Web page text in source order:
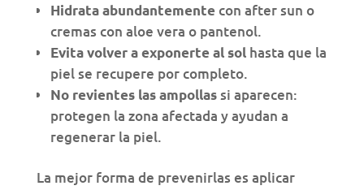
Hidrata abundantemente con after sun o
cremas con aloe vera o pantenol.
Evita volver a exponerte al solhasta que la
piel se recupere por completo.
No revientes las ampollassi aparecen:
protegen la zona afectada y ayudan a
regenerar la piel.
La mejor forma de prevenirlas es aplicar